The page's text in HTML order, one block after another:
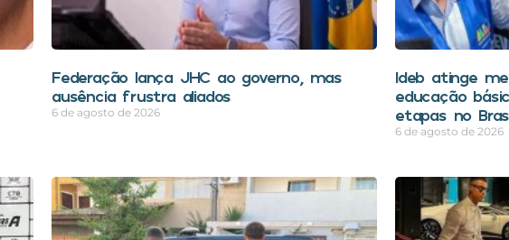
Federação lança JHC ao governo, mas
ausência frustra aliados
6 de agosto de 2026
Ideb atinge
educação
etapas no
6 de agosto de 2026